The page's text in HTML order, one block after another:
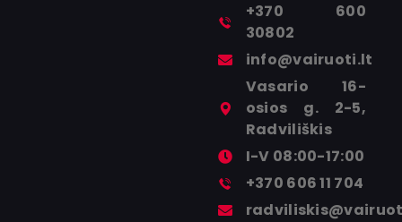
+370 600
30802
info@vairuoti.lt
Vasario 16-
osios g. 2-5,
Radviliškis
I-V 08:00-17:00
+370 606 11 704